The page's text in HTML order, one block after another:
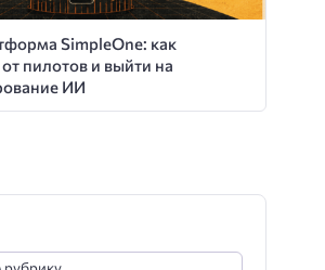
SimpleOne: как
от пилотов и выйти на
ИИ